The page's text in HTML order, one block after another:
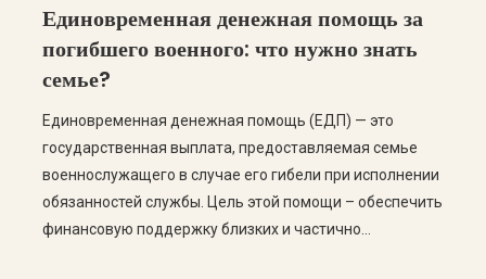
Единовременная денежная помощь за
погибшего военного: что нужно знать
семье?
Единовременная денежная помощь (ЕДП) — это
государственная выплата, предоставляемая семье
военнослужащего в случае его гибели при исполнении
обязанностей службы. Цель этой помощи – обеспечить
финансовую поддержку близких и частично